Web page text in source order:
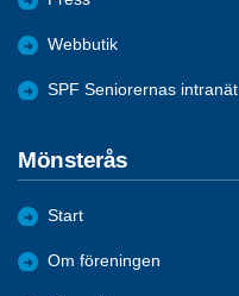
Webbutik
SPF Seniorernas intranät
Mönsterås
Start
Om föreningen